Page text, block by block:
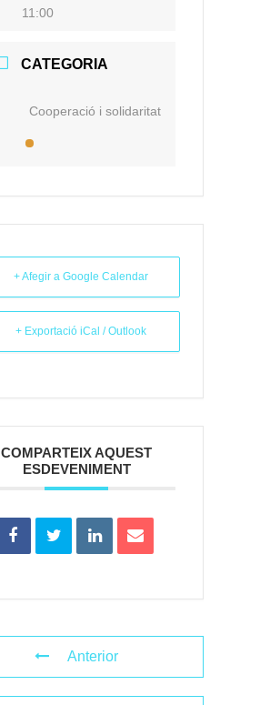
11:00
CATEGORIA
Cooperació i solidaritat
+ Afegir a Google Calendar
+ Exportació iCal / Outlook
COMPARTEIX AQUEST
ESDEVENIMENT
Anterior